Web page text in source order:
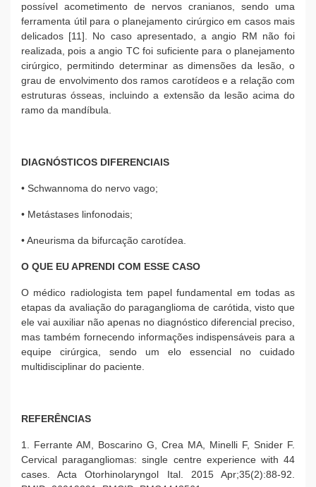
possível acometimento de nervos cranianos, sendo uma
ferramenta útil para o planejamento cirúrgico em casos mais
delicados [11]. No caso apresentado, a angio RM não foi
realizada, pois a angio TC foi suficiente para o planejamento
cirúrgico, permitindo determinar as dimensões da lesão, o
grau de envolvimento dos ramos carotídeos e a relação com
estruturas ósseas, incluindo a extensão da lesão acima do
ramo da mandíbula.
DIAGNÓSTICOS DIFERENCIAIS
• Schwannoma do nervo vago;
• Metástases linfonodais;
• Aneurisma da bifurcação carotídea.
O QUE EU APRENDI COM ESSE CASO
O médico radiologista tem papel fundamental em todas as
etapas da avaliação do paraganglioma de carótida, visto que
ele vai auxiliar não apenas no diagnóstico diferencial preciso,
mas também fornecendo informações indispensáveis para a
equipe cirúrgica, sendo um elo essencial no cuidado
multidisciplinar do paciente.
REFERÊNCIAS
1. Ferrante AM, Boscarino G, Crea MA, Minelli F, Snider F.
Cervical paragangliomas: single centre experience with 44
cases. Acta Otorhinolaryngol Ital. 2015 Apr;35(2):88-92.